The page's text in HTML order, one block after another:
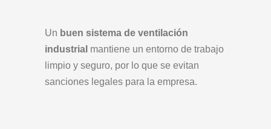
Un buen sistema de ventilación
industrial mantiene un entorno de trabajo
limpio y seguro, por lo que se evitan
sanciones legales para la empresa.